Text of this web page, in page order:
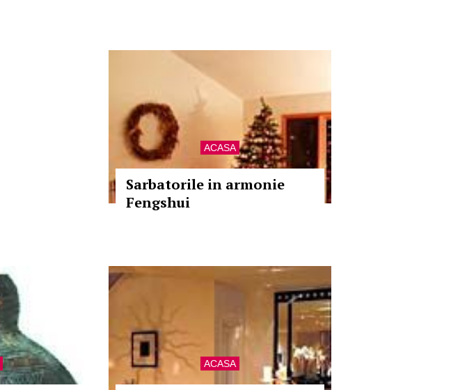
ACASA
Sarbatorile in armonie
Fengshui
ACASA